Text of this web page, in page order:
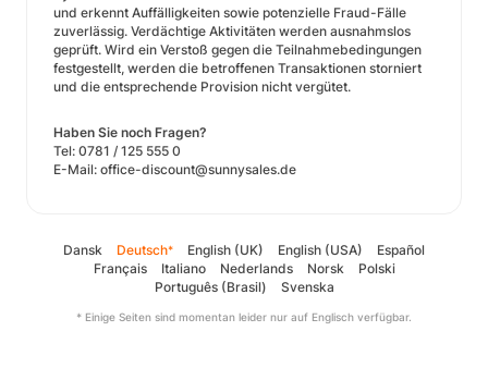
und erkennt Auffälligkeiten sowie potenzielle Fraud-Fälle
zuverlässig. Verdächtige Aktivitäten werden ausnahmslos
geprüft. Wird ein Verstoß gegen die Teilnahmebedingungen
festgestellt, werden die betroffenen Transaktionen storniert
und die entsprechende Provision nicht vergütet.
Haben Sie noch Fragen?
Tel: 0781 / 125 555 0
E-Mail: office-discount@sunnysales.de
Dansk Deutsch* English (UK) English (USA)
Español
Français
Italiano Nederlands Norsk
Polski
Português (Brasil)
Svenska
* Einige Seiten sind momentan leider nur auf Englisch verfügbar.